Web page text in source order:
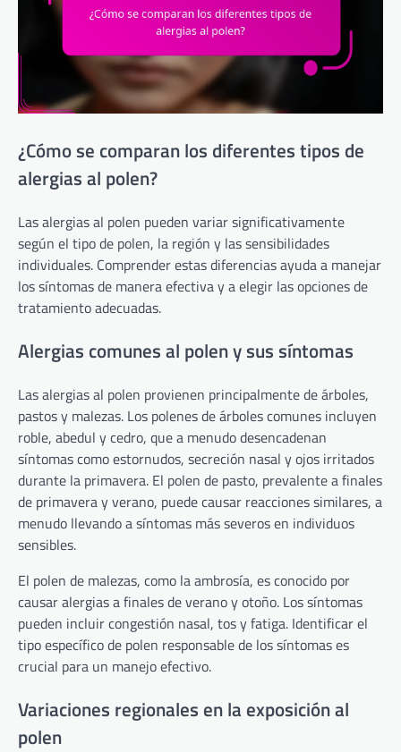
¿Cómo se comparan los diferentes tipos de
alergias al polen?
Las alergias al polen pueden variar significativamente
según el tipo de polen, la región y las sensibilidades
individuales. Comprender estas diferencias ayuda a manejar
los síntomas de manera efectiva y a elegir las opciones de
tratamiento adecuadas.
Alergias comunes al polen y sus síntomas
Las alergias al polen provienen principalmente de árboles,
pastos y malezas. Los polenes de árboles comunes incluyen
roble, abedul y cedro, que a menudo desencadenan
síntomas como estornudos, secreción nasal y ojos irritados
durante la primavera. El polen de pasto, prevalente a finales
de primavera y verano, puede causar reacciones similares, a
menudo llevando a síntomas más severos en individuos
sensibles.
El polen de malezas, como la ambrosía, es conocido por
causar alergias a finales de verano y otoño. Los síntomas
pueden incluir congestión nasal, tos y fatiga. Identificar el
tipo específico de polen responsable de los síntomas es
crucial para un manejo efectivo.
Variaciones regionales en la exposición al
polen